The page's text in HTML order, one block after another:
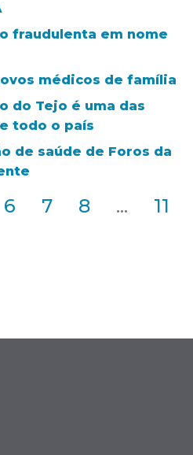
fraudulenta em nome
médicos de família
do Tejo é uma das
todo o país
de saúde de Foros da
6 7 8 ... 11